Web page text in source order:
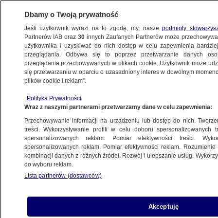
ŚWIAT
18.09.2007, 04:54
Udostępnij
Dbamy o Twoją prywatność
Jeśli użytkownik wyrazi na to zgodę, my, naszepodmioty
Partnerów IAB oraz30 innych Zaufanych Partnerów może
użytkownika i uzyskiwać do nich dostęp w celu zapewnienia
przeglądania. Odbywa się to poprzez przetwarzanie danych
przeglądania przechowywanych w plikach cookie. Użytkownik może
się przetwarzaniu w oparciu o uzasadniony interes w dowolnym
plików cookie i reklam”.
Polityka Prywatności
Wraz z naszymi partnerami przetwarzamy dane w celu zapewnienia:
Przechowywanie informacji na urządzeniu lub dostęp do nich.
treści. Wykorzystywanie profili w celu doboru spersonalizowanych
spersonalizowanych reklam. Pomiar efektywności treści.
spersonalizowanych reklam. Pomiar efektywności reklam.
kombinacji danych z różnych źródeł. Rozwój i ulepszanie usług.
do wyboru reklam.
Lista partnerów (dostawców)
Akceptuję